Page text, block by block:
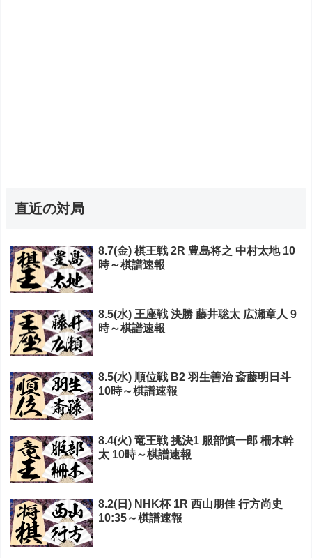
直近の対局
8.7(金) 棋王戦 2R 豊島将之 中村太地 10
時～棋譜速報
8.5(水) 王座戦 決勝 藤井聡太 広瀬章人 9
時～棋譜速報
8.5(水) 順位戦 B2 羽生善治 斎藤明日斗
10時～棋譜速報
8.4(火) 竜王戦 挑決1 服部慎一郎 柵木幹
太 10時～棋譜速報
8.2(日) NHK杯 1R 西山朋佳 行方尚史
10:35～棋譜速報